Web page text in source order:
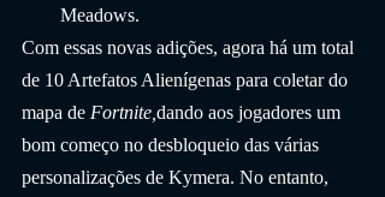
Meadows.
Com essas novas adições, agora há um total
de 10 Artefatos Alienígenas para coletar do
mapa de Fortnite, dando aos jogadores um
bom começo no desbloqueio das várias
personalizações de Kymera. No entanto,